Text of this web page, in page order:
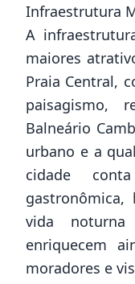
Infraestrutura
A
maiores
Praia Central,
paisagismo,
Balneário
urbano e a
cidade
vida noturna
enriquecem
moradores e